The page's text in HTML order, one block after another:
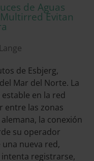
de Aguas
Evitan
de Esbjerg,
Mar del Norte. La
en la red
entre las zonas
la conexión
su operador
nueva red,
registrarse,